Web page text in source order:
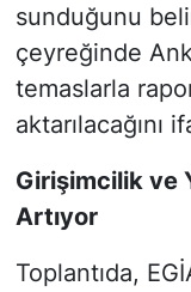
sunduğunu
çeyreğinde
temaslarla
aktarılacağını
Girişimcilik ve
Artıyor
Toplantıda,